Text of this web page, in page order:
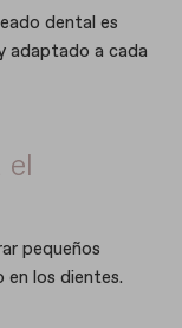
dental es
adaptado a cada
el
pequeños
los dientes.